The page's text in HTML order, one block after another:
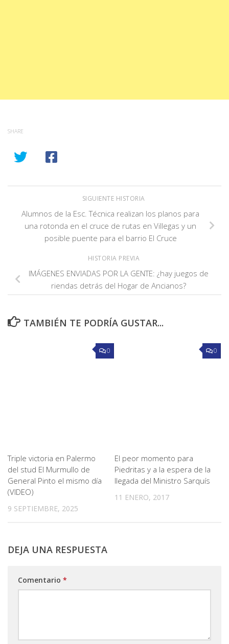
SHARE
SIGUIENTE HISTORIA
Alumnos de la Esc. Técnica realizan los planos para
una rotonda en el cruce de rutas en Villegas y un
posible puente para el barrio El Cruce
HISTORIA PREVIA
IMÁGENES ENVIADAS POR LA GENTE: ¿hay juegos de
riendas detrás del Hogar de Ancianos?
TAMBIÉN TE PODRÍA GUSTAR...
0
Triple victoria en Palermo
del stud El Murmullo de
General Pinto el mismo día
(VIDEO)
9 SEPTIEMBRE, 2025
0
El peor momento para
Piedritas y a la espera de la
llegada del Ministro Sarquís
11 ENERO, 2017
DEJA UNA RESPUESTA
Comentario *